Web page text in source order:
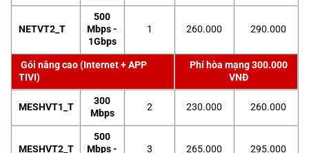
NETVT2_T
500
Mbps -
1Gbps
1 260.000 290.000
Gói nâng cao (Internet + APP
TIVI)
Phí hòa mạng 300.000
VNĐ
MESHVT1_T
300
Mbps
2 230.000 260.000
MESHVT2_T
500
Mbps -
3 265.000 295.000